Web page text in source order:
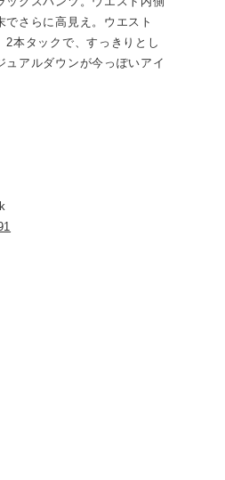
さらに高見え。ウエスト
本タックで、すっきりとし
アルダウンが今っぽいアイ